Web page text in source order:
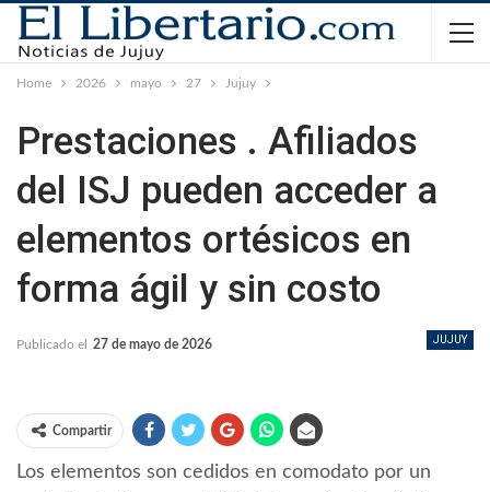
Home 2026 mayo 27 Jujuy
Prestaciones . Afiliados
del ISJ pueden acceder a
elementos ortésicos en
forma ágil y sin costo
JUJUY
Publicado el 27 de mayo de 2026
Compartir
Los elementos son cedidos en comodato por un